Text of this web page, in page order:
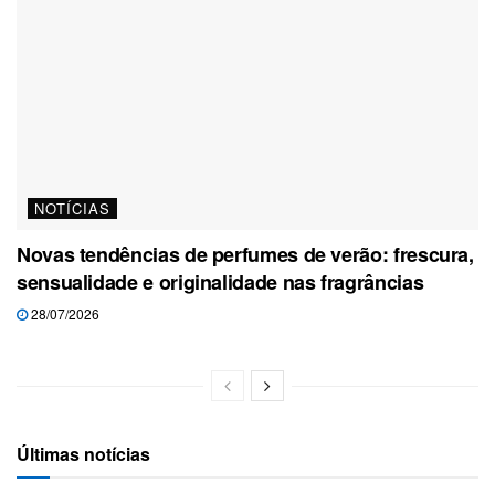
NOTÍCIAS
Novas tendências de perfumes de verão: frescura,
sensualidade e originalidade nas fragrâncias
28/07/2026
Últimas notícias